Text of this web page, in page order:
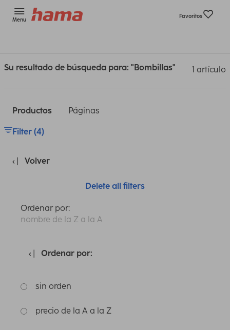
Menu
Favoritos
Su resultado de búsqueda para: "Bombillas" 1 artículo
Productos Páginas
Filter (4)
Volver
Delete all filters
Ordenar por:
nombre de la Z a la A
Ordenar por:
sin orden
precio de la A a la Z